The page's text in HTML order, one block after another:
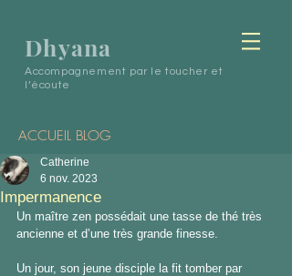
Dhyana
Accompagnement par le toucher et
l’écoute
ACCUEIL BLOG
Impermanence
Catherine
6 nov. 2023
Un maître zen possédait une tasse de thé très
ancienne et d’une très grande finesse.
Un jour, son jeune disciple la fit tomber par